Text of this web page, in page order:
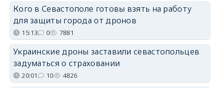
Кого в Севастополе готовы взять на работу
для защиты города от дронов
15:13 0 7881
Украинские дроны заставили севастопольцев
задуматься о страховании
20:01 10 4826